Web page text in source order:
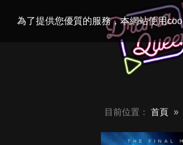
為了提供您優質的服務，本網站使用
目前位置： 首頁